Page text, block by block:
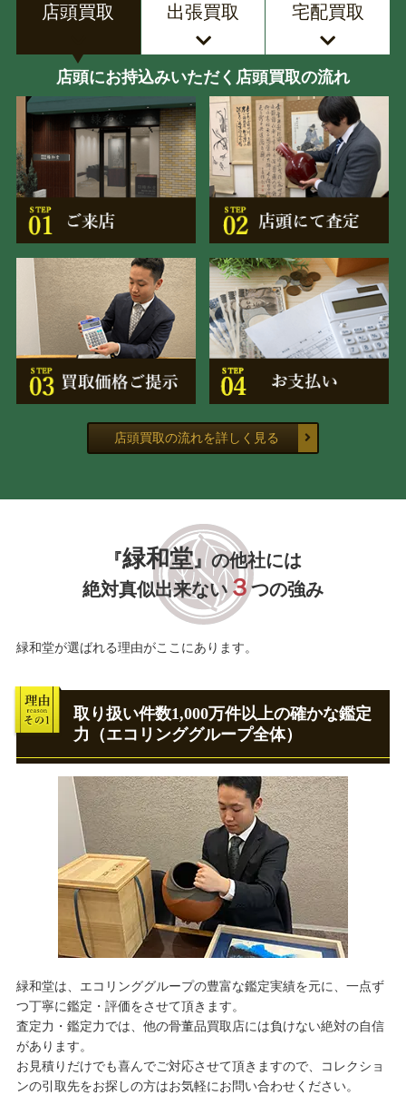
店頭買取 出張買取 宅配買取
店頭にお持込みいただく店頭買取の流れ
店頭買取の流れを詳しく見る
『緑和堂』の他社には
絶対真似出来ない ３つの強み
緑和堂が選ばれる理由がここにあります。
取り扱い件数1,000万件以上の確かな鑑定
力（エコリンググループ全体）
緑和堂は、エコリンググループの豊富な鑑定実績を元に、一点ず
つ丁寧に鑑定・評価をさせて頂きます。
査定力・鑑定力では、他の骨董品買取店には負けない絶対の自信
があります。
お見積りだけでも喜んでご対応させて頂きますので、コレクショ
ンの引取先をお探しの方はお気軽にお問い合わせください。